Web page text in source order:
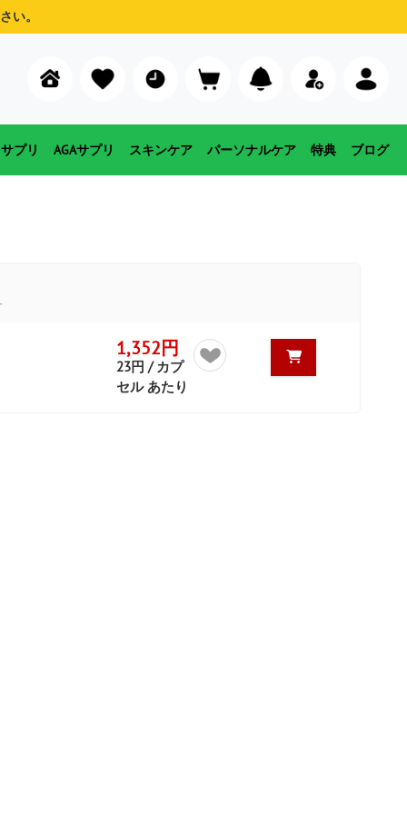
い。
プリ AGAサプリ スキンケア パーソナルケア 特典 ブログ
1,352円
23円 / カプ
セル あたり